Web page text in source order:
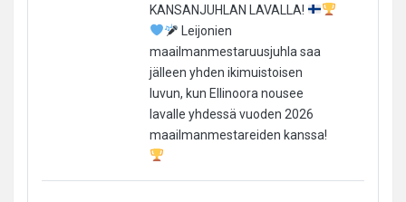
KANSANJUHLAN LAVALLA!
Leijonien
maailmanmestaruusjuhla saa
jälleen yhden ikimuistoisen
luvun, kun Ellinoora nousee
lavalle yhdessä vuoden 2026
maailmanmestareiden kanssa!